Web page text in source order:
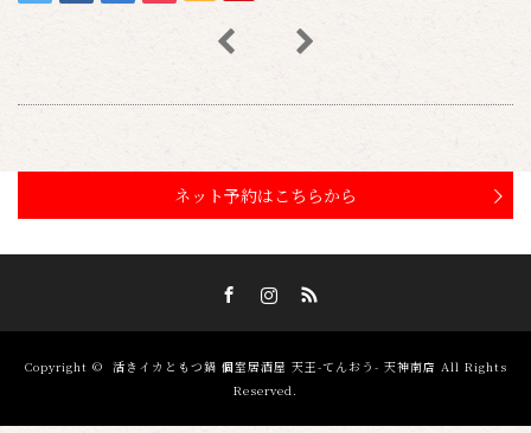
ネット予約はこちらから
Copyright © 活きイカともつ鍋 個室居酒屋 天王-てんおう- 天神南店 All Rights
Reserved.